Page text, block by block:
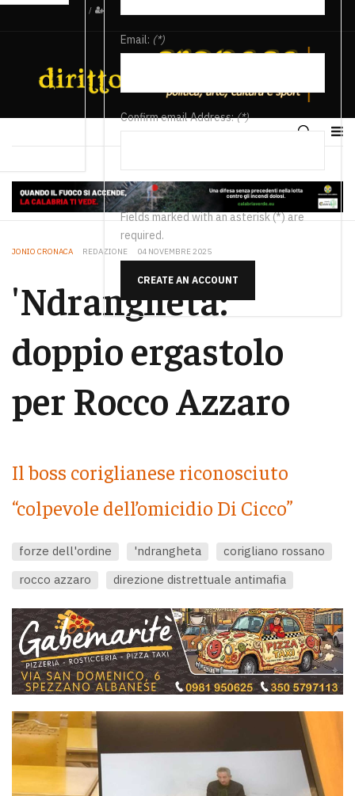
/
Email: (*)
Confirm email Address:(*)
Fields marked with an asterisk (*) are
required.
CREATE AN ACCOUNT
JONIO CRONACA REDAZIONE 04 NOVEMBRE 2025
'Ndrangheta:
doppio ergastolo
per Rocco Azzaro
Il boss coriglianese riconosciuto
“colpevole dell’omicidio Di Cicco”
forze dell'ordine 'ndrangheta
corigliano rossano
rocco azzaro
direzione distrettuale antimafia